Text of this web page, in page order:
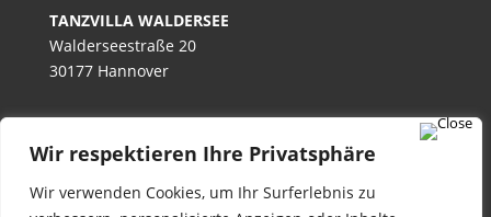
Wir respektieren Ihre Privatsphäre
Wir verwenden Cookies, um Ihr Surferlebnis zu
TANZVILLA WALDERSEE
Walderseestraße 20
30177 Hannover
TANZHAUS BURGWEDEL
30938 Burgwedel